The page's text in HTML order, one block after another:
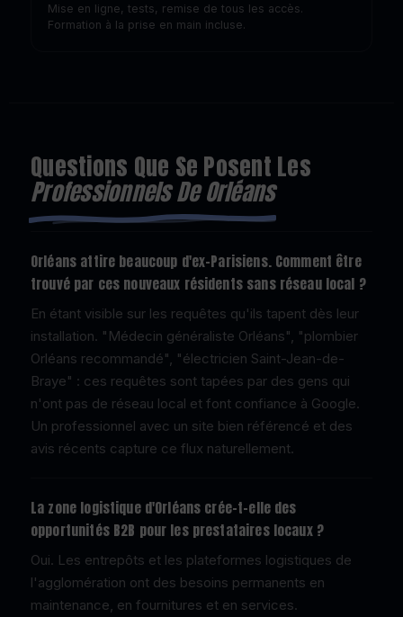
Mise en ligne, tests, remise de tous les accès.
Formation à la prise en main incluse.
Questions Que Se Posent Les
Professionnels De Orléans
Orléans attire beaucoup d'ex-Parisiens. Comment être
trouvé par ces nouveaux résidents sans réseau local ?
En étant visible sur les requêtes qu'ils tapent dès leur
installation. "Médecin généraliste Orléans", "plombier
Orléans recommandé", "électricien Saint-Jean-de-
Braye" : ces requêtes sont tapées par des gens qui
n'ont pas de réseau local et font confiance à Google.
Un professionnel avec un site bien référencé et des
avis récents capture ce flux naturellement.
La zone logistique d'Orléans crée-t-elle des
opportunités B2B pour les prestataires locaux ?
Oui. Les entrepôts et les plateformes logistiques de
l'agglomération ont des besoins permanents en
maintenance, en fournitures et en services.